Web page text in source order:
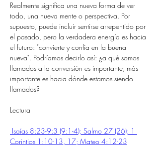
Realmente significa una nueva forma de ver
todo, una nueva mente o perspectiva. Por
supuesto, puede incluir sentirse arrepentido por
el pasado, pero la verdadera energía es hacia
el futuro: "convierte y confía en la buena
nueva". Podríamos decirlo así: ¿a qué somos
llamados a la conversión es importante; más
importante es hacia dónde estamos siendo
llamados?
Lectura
Corintios 1:10-13, 17; Mateo 4:12-23